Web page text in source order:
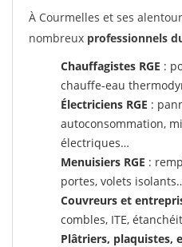
À Courmelles et ses
nombreux professionnels
Chauffagistes RGE :
chauffe-eau
Électriciens RGE :
autoconsommation,
électriques…
Menuisiers RGE :
portes, volets
Couvreurs et
combles, ITE,
Plâtriers, plaquistes,